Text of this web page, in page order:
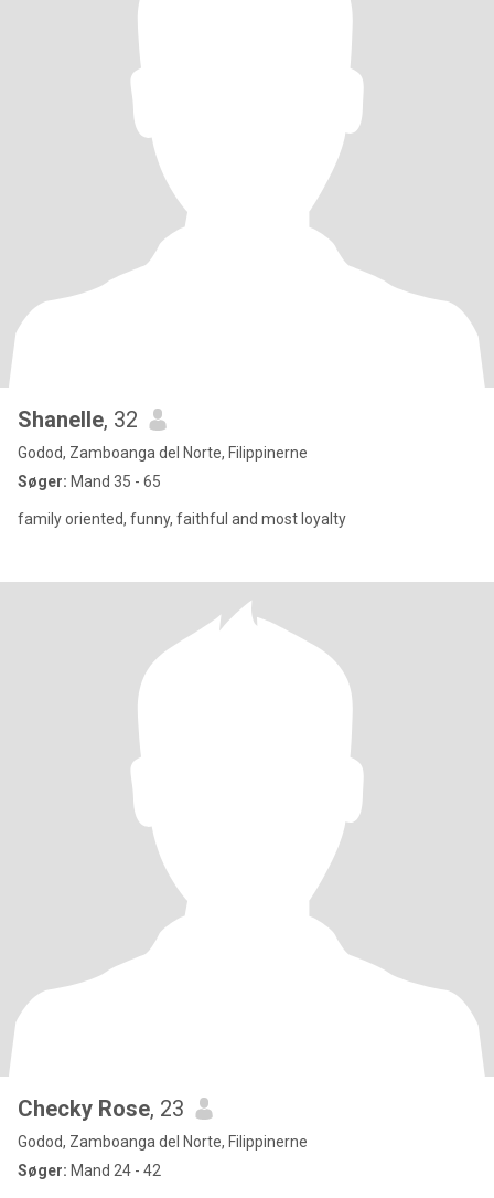
Shanelle, 32
Godod, Zamboanga del Norte, Filippinerne
Søger: Mand 35 - 65
family oriented, funny, faithful and most loyalty
Checky Rose, 23
Godod, Zamboanga del Norte, Filippinerne
Søger: Mand 24 - 42